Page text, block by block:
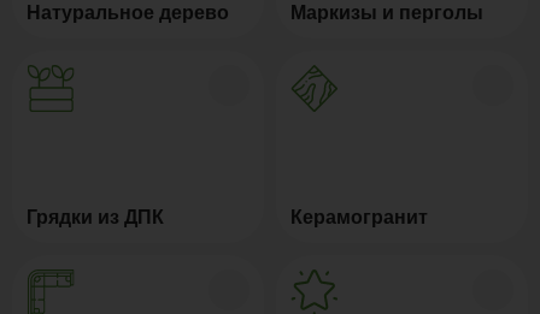
Натуральное дерево Маркизы и перголы
Грядки из ДПК Керамогранит